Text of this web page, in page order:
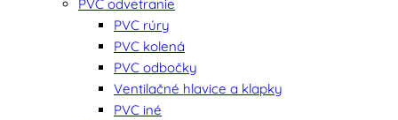
PVC odvetranie
PVC rúry
PVC kolená
PVC odbočky
Ventilačné hlavice a klapky
PVC iné